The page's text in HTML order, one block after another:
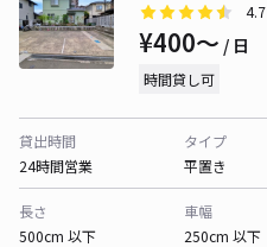
4.7
¥400〜 / 日
時間貸し可
貸出時間
24時間営業
タイプ
平置き
長さ
500cm 以下
車幅
250cm 以下